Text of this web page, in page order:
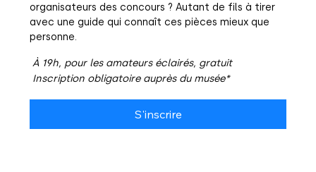
organisateurs des concours ? Autant de fils à tirer
avec une guide qui connaît ces pièces mieux que
personne.
À 19h, pour les amateurs éclairés, gratuit
Inscription obligatoire auprès du musée*
S'inscrire